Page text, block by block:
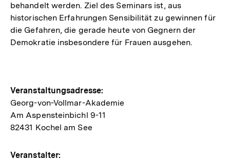
behandelt werden. Ziel des Seminars ist, aus
historischen Erfahrungen Sensibilität zu gewinnen für
die Gefahren, die gerade heute von Gegnern der
Demokratie insbesondere für Frauen ausgehen.
Hinweise
zur
Veranstaltung
Veranstaltungsadresse:
Georg-von-Vollmar-Akademie
Am Aspensteinbichl 9-11
82431 Kochel am See
Veranstalter: